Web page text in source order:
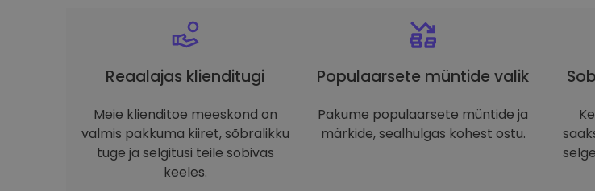
Reaalajas klienditugi
Meie klienditoe meeskond on
valmis pakkuma kiiret, sõbralikku
tuge ja selgitusi teile sobivas
keeles.
Populaarsete müntide valik
Pakume populaarsete müntide ja
märkide, sealhulgas kohest ostu.